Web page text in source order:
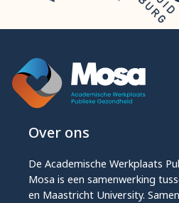
Over ons
De Academische Werkplaats
Mosa is een samenwerking
en Maastricht University.